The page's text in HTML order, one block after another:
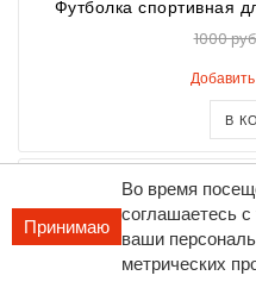
Футболка спортивная
1000
В
Принимаю
Во время
соглашаетесь
ваши
метрических